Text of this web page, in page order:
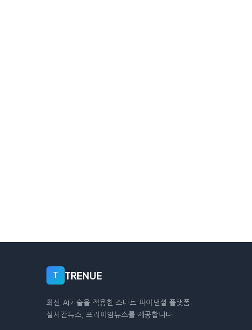
T TRENUE
최신 AI기술을 적용한 스마트 파이낸셜 플랫폼.
실시간뉴스, 프리미엄뉴스를 제공합니다.